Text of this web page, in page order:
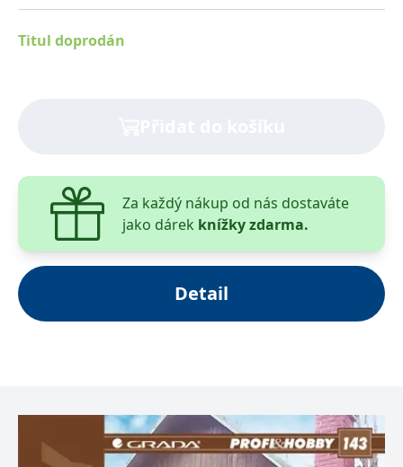
Titul doprodán
Za každý nákup od nás dostaváte
jako dárek knížky zdarma.
Detail
přihlášeného
platné zprávy
o používání
www.bambook.cz
Tento soubor
soubory
pomocí
Google
ASP.NET_SessionId
Microsoft
Zavřením
prohlížeče
Tento soubor
cookie